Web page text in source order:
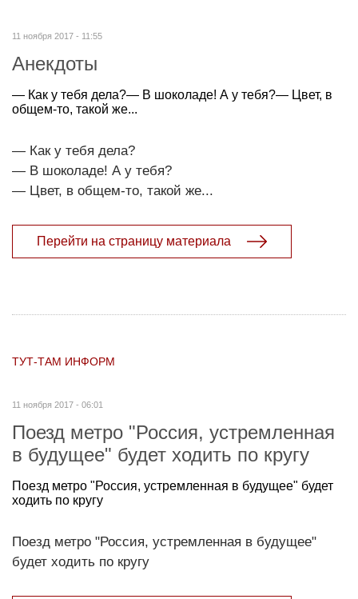
11 ноября 2017 - 11:55
Анекдоты
— Как у тебя дела?— В шоколаде! А у тебя?— Цвет, в
общем-то, такой же...
— Как у тебя дела?
— В шоколаде! А у тебя?
— Цвет, в общем-то, такой же...
Перейти на страницу материала
ТУТ-ТАМ ИНФОРМ
11 ноября 2017 - 06:01
Поезд метро "Россия, устремленная
в будущее" будет ходить по кругу
Поезд метро "Россия, устремленная в будущее" будет
ходить по кругу
Поезд метро "Россия, устремленная в будущее"
будет ходить по кругу